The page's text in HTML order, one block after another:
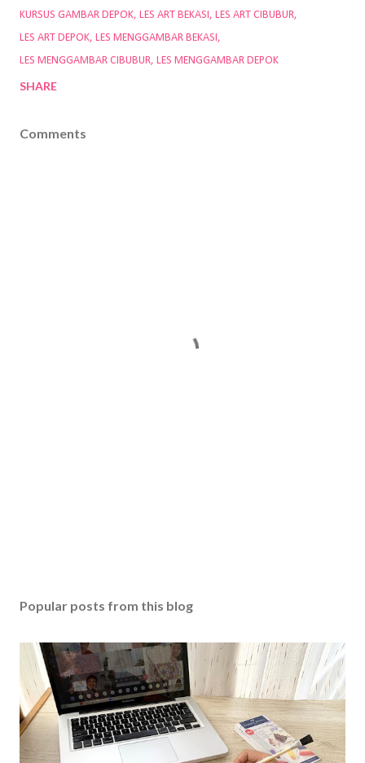
KURSUS GAMBAR DEPOK LES ART BEKASI
LES ART CIBUBUR
LES ART DEPOK LES MENGGAMBAR BEKASI
LES MENGGAMBAR CIBUBUR LES MENGGAMBAR DEPOK
SHARE
Comments
Popular posts from this blog